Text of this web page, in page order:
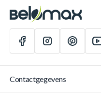
Contactgegevens